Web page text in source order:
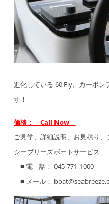
進化している 60 Fly、カーボ
す！
価格： Call Now
ご見学、詳細説明、お見積り、
シーブリーズボートサービス
■ 電 話： 045-771-1000
■ メール：